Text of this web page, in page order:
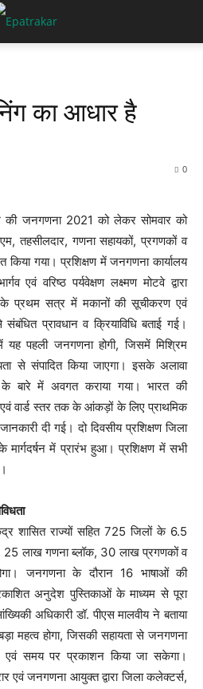
का आधार है
0
की जनगणना 2021 को लेकर सोमवार को
तहसीलदार, गणना सहायकों, प्रगणकों व
गया। प्रशिक्षण में जनगणना कार्यालय
एवं वरिष्ठ पर्यवेक्षण लक्ष्मण मोटवे द्वारा
के प्रथम सत्र में मकानों की सूचीकरण एवं
प्रावधान व क्रियाविधि बताई गई।
यह पहली जनगणना होगी, जिसमें मिश्रिम
से संपादित किया जाएगा। इसके अलावा
के बारे में अवगत कराया गया। भारत की
वार्ड स्तर तक के आंकड़ों के लिए प्राथमिक
दी गई। दो दिवसीय प्रशिक्षण जिला
में प्रारंभ हुआ। प्रशिक्षण में सभी
शासित राज्यों सहित 725 जिलों के 6.5
25 लाख गणना ब्लॉक, 30 लाख प्रगणकों व
जनगणना के दौरान 16 भाषाओं की
अनुदेश पुस्तिकाओं के माध्यम से पूरा
अधिकारी डॉ. पीएस मालवीय ने बताया
महत्व होगा, जिसकी सहायता से जनगणना
समय पर प्रकाशन किया जा सकेगा।
एवं जनगणना आयुक्त द्वारा जिला कलेक्टर्स,